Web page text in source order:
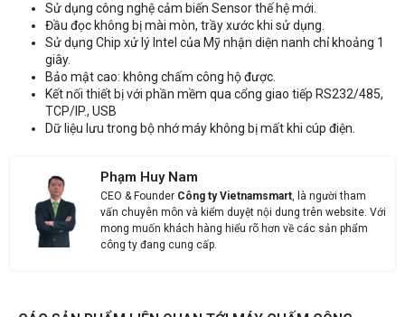
Sử dụng công nghệ cảm biến Sensor thế hệ mới.
Đầu đọc không bị mài mòn, trầy xước khi sử dụng.
Sử dụng Chip xử lý Intel của Mỹ nhận diện nanh chỉ khoảng 1
giây.
Bảo mật cao: không chấm công hộ được.
Kết nối thiết bị với phần mềm qua cổng giao tiếp RS232/485,
TCP/IP., USB
Dữ liệu lưu trong bộ nhớ máy không bị mất khi cúp điện.
Phạm Huy Nam
CEO & Founder Công ty Vietnamsmart, là người tham
vấn chuyên môn và kiểm duyệt nội dung trên website. Với
mong muốn khách hàng hiểu rõ hơn về các sản phẩm
công ty đang cung cấp.